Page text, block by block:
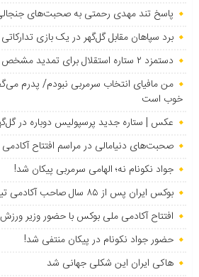
پاسخ تند مهدی رحمتی به صحبت‌های
برد سپاهان مقابل گل‌گهر در یک بازی تدارکاتی
دستمزد ۲ ستاره استقلال برای تمدید مشخص شد
من مافیای انتخاب سرمربی نبودم/ پدرم
خوب است
عکس | ستاره جدید پرسپولیس دوباره در
صحبت‌های دنیامالی در مراسم افتتاح
جواد نکونام نه؛ الهامی سرمربی پیکان شد!
بوکس ایران پس از ۸۵ سال صاحب آکادمی تیم های ملی شد
افتتاح آکادمی ملی بوکس با حضور وزیر ورزش
حضور جواد نکونام در پیکان منتفی شد!
هاکی ایران این شکلی جهانی شد